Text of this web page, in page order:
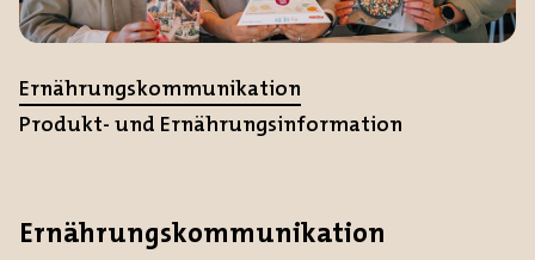
Ernährungskommunikation
Produkt- und Ernährungsinformation
Ernährungskommunikation